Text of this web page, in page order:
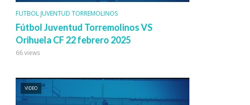
FUTBOL JUVENTUD TORREMOLINOS
Fútbol Juventud Torremolinos VS
Orihuela CF 22 febrero 2025
66 views
VIDEO